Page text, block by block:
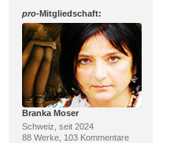
pro-Mitgliedschaft:
Branka Moser
Schweiz, seit 2024
88 Werke, 103 Kommentare